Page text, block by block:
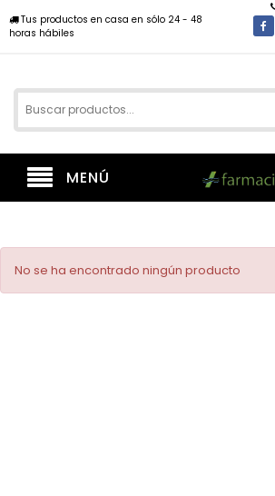
Tus productos en casa en sólo 24 - 48
horas hábiles
MENÚ
No se ha encontrado ningún producto